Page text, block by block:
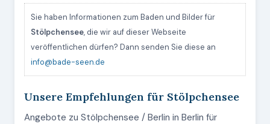
Sie haben Informationen zum Baden und Bilder für
Stölpchensee, die wir auf dieser Webseite
veröffentlichen dürfen? Dann senden Sie diese an
info@bade-seen.de
Unsere Empfehlungen für Stölpchensee
Angebote zu Stölpchensee / Berlin in Berlin für